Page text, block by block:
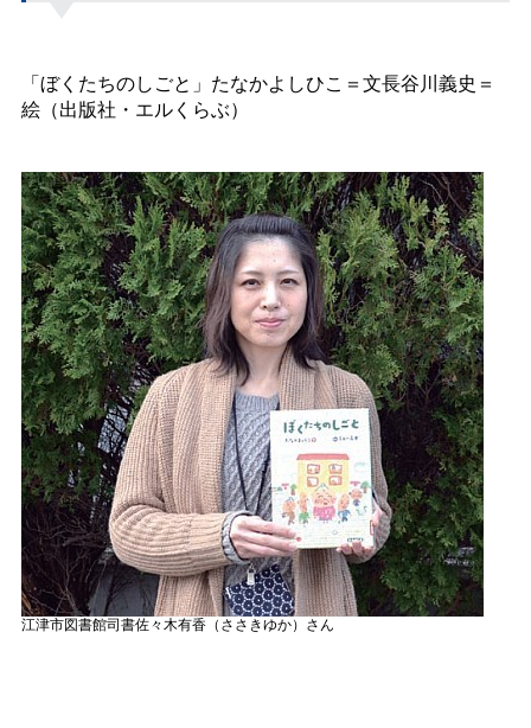
「ぼくたちのしごと」たなかよしひこ＝文長谷川義史＝
絵（出版社・エルくらぶ）
江津市図書館司書佐々木有香（ささきゆか）さん